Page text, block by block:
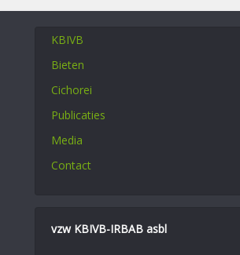
KBIVB
Bieten
Cichorei
Publicaties
Media
Contact
vzw KBIVB-IRBAB asbl